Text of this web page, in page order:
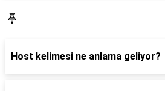
Host kelimesi ne anlama geliyor?